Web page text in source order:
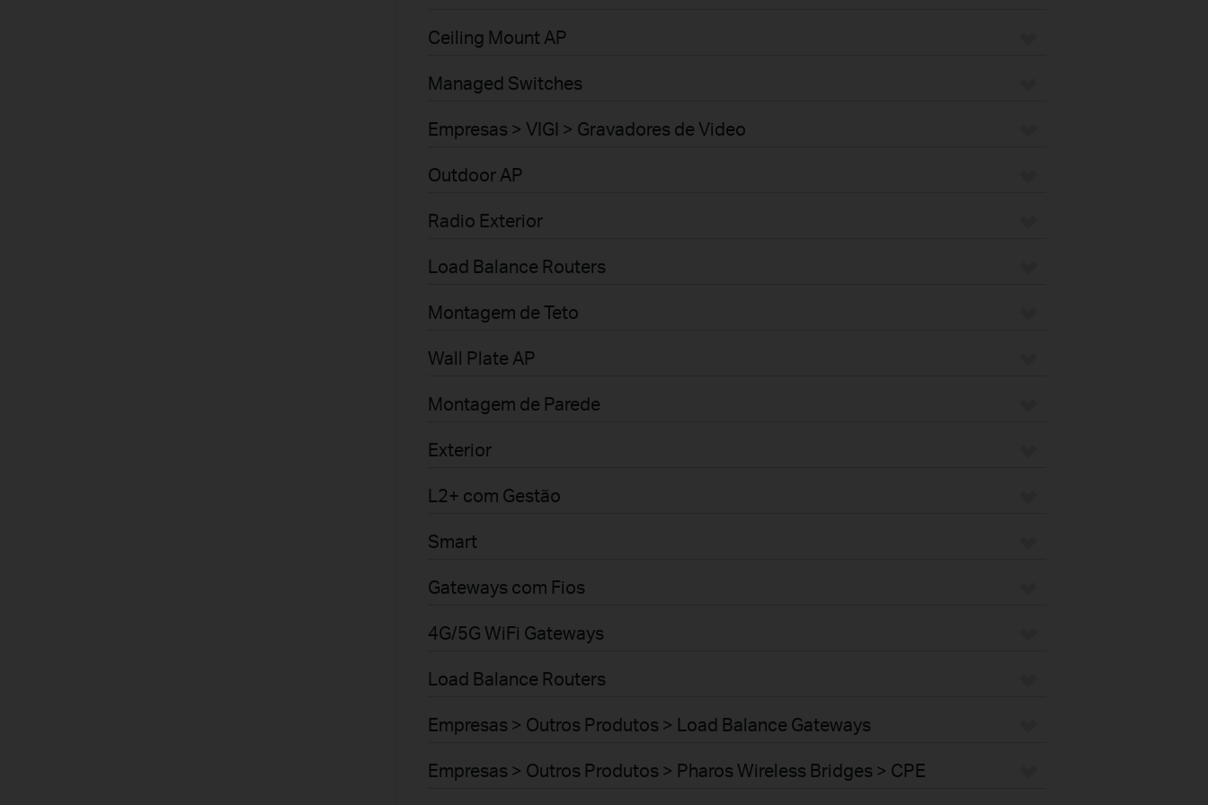
Ceiling Mount AP
Managed Switches
Empresas > VIGI > Gravadores de Video
Outdoor AP
Radio Exterior
Load Balance Routers
Montagem de Teto
Wall Plate AP
Montagem de Parede
Exterior
L2+ com Gestão
Smart
Gateways com Fios
4G/5G WiFi Gateways
Load Balance Routers
Empresas > Outros Produtos > Load Balance Gateways
Empresas > Outros Produtos > Pharos Wireless Bridges > CPE